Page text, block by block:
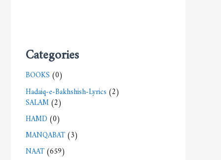
Categories
BOOKS(0)
Hadaiq-e-Bakhshish-Lyrics(2)
SALAM(2)
HAMD(0)
MANQABAT(3)
NAAT(659)